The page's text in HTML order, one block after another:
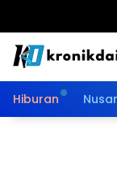
Hiburan